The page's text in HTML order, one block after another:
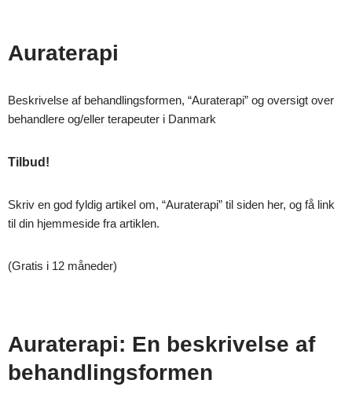
Auraterapi
Beskrivelse af behandlingsformen, “Auraterapi” og oversigt over
behandlere og/eller terapeuter i Danmark
Tilbud!
Skriv en god fyldig artikel om, “Auraterapi” til siden her, og få link
til din hjemmeside fra artiklen.
(Gratis i 12 måneder)
Auraterapi: En beskrivelse af
behandlingsformen